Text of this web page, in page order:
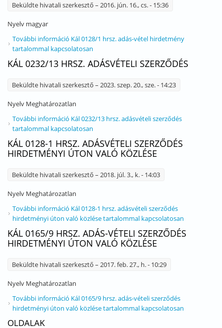
Beküldte hivatali szerkesztő – 2016. jún. 16., cs. - 15:36
Nyelv magyar
További információ Kál 0128/1 hrsz. adás-vétel hirdetmény
tartalommal kapcsolatosan
KÁL 0232/13 HRSZ. ADÁSVÉTELI SZERZŐDÉS
Beküldte hivatali szerkesztő – 2023. szep. 20., sze. - 14:23
Nyelv Meghatározatlan
További információ Kál 0232/13 hrsz. adásvételi szerződés
tartalommal kapcsolatosan
KÁL 0128-1 HRSZ. ADÁSVÉTELI SZERZŐDÉS
HIRDETMÉNYI ÚTON VALÓ KÖZLÉSE
Beküldte hivatali szerkesztő – 2018. júl. 3., k. - 14:03
Nyelv Meghatározatlan
További információ Kál 0128-1 hrsz. adásvételi szerződés
hirdetményi úton való közlése tartalommal kapcsolatosan
KÁL 0165/9 HRSZ. ADÁS-VÉTELI SZERZŐDÉS
HIRDETMÉNYI ÚTON VALÓ KÖZLÉSE
Beküldte hivatali szerkesztő – 2017. feb. 27., h. - 10:29
Nyelv Meghatározatlan
További információ Kál 0165/9 hrsz. adás-vételi szerződés
hirdetményi úton való közlése tartalommal kapcsolatosan
OLDALAK